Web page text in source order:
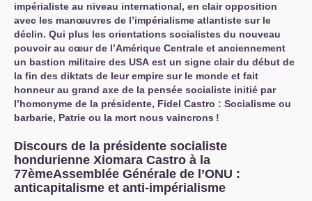
impérialiste au niveau international, en clair opposition
avec les manœuvres de l’impérialisme atlantiste sur le
déclin. Qui plus les orientations socialistes du nouveau
pouvoir au cœur de l’Amérique Centrale et anciennement
un bastion militaire des USA est un signe clair du début de
la fin des diktats de leur empire sur le monde et fait
honneur au grand axe de la pensée socialiste initié par
l’homonyme de la présidente, Fidel Castro : Socialisme ou
barbarie, Patrie ou la mort nous vaincrons !
Discours de la présidente socialiste
hondurienne Xiomara Castro à la
77èmeAssemblée Générale de l’ONU :
anticapitalisme et anti-impérialisme